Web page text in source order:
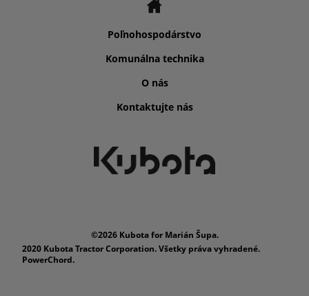
Poľnohospodárstvo
Komunálna technika
O nás
Kontaktujte nás
©2026 Kubota for Marián Šupa.
2020 Kubota Tractor Corporation. Všetky práva vyhradené.
PowerChord.